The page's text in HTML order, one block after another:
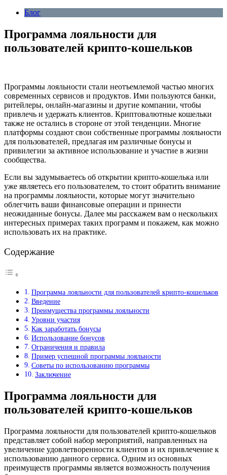
Блог
Программа лояльности для
пользователей крипто-кошельков
Программы лояльности стали неотъемлемой частью многих
современных сервисов и продуктов. Ими пользуются банки,
ритейлеры, онлайн-магазины и другие компании, чтобы
привлечь и удержать клиентов. Криптовалютные кошельки
также не остались в стороне от этой тенденции. Многие
платформы создают свои собственные программы лояльности
для пользователей, предлагая им различные бонусы и
привилегии за активное использование и участие в жизни
сообщества.
Если вы задумываетесь об открытии крипто-кошелька или
уже являетесь его пользователем, то стоит обратить внимание
на программы лояльности, которые могут значительно
облегчить ваши финансовые операции и принести
неожиданные бонусы. Далее мы расскажем вам о нескольких
интересных примерах таких программ и покажем, как можно
использовать их на практике.
Содержание
Программа лояльности для пользователей крипто-кошельков
Введение
Преимущества программы лояльности
Уровни участия
Как заработать бонусы
Использование бонусов
Ограничения и правила
Пример успешной программы лояльности
Советы по использованию программы
Заключение
Программа лояльности для
пользователей крипто-кошельков
Программа лояльности для пользователей крипто-кошельков
представляет собой набор мероприятий, направленных на
увеличение удовлетворенности клиентов и их привлечение к
использованию данного сервиса. Одним из основных
преимуществ программы является возможность получения